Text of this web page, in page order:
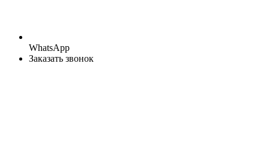
WhatsApp
Заказать звонок